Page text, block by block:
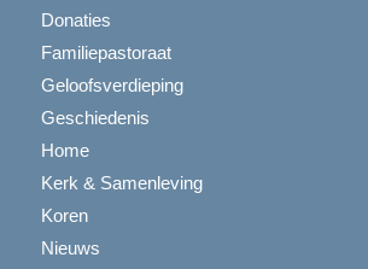
Donaties
Familiepastoraat
Geloofsverdieping
Geschiedenis
Home
Kerk & Samenleving
Koren
Nieuws